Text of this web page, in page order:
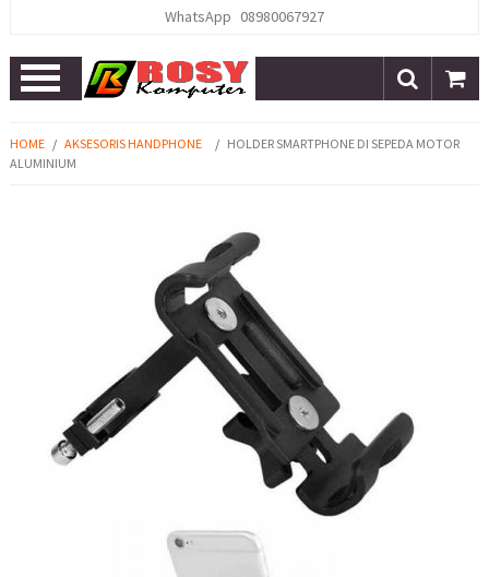
WhatsApp 08980067927
Open
Menu
HOME / AKSESORIS HANDPHONE / HOLDER SMARTPHONE DI SEPEDA MOTOR
ALUMINIUM